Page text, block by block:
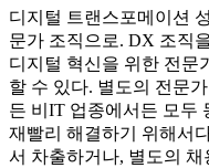
디지털 트랜스포메이션
문가 조직으로. DX 조직
디지털 혁신을 위한 전문
할 수 있다. 별도의 전문
든 비IT 업종에서든 모두
재빨리 해결하기 위해서
서 차출하거나, 별도의 채